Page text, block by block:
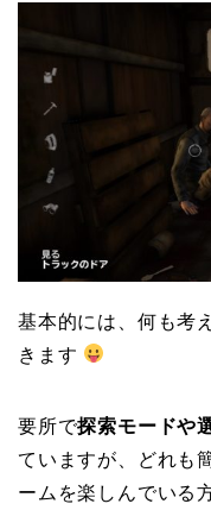
基本的には、何も考
きます
要所で探索モードや
ていますが、どれも
ームを楽しんでいる